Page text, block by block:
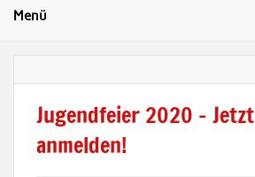
Menü
Jugendfeier 2020 –
anmelden!